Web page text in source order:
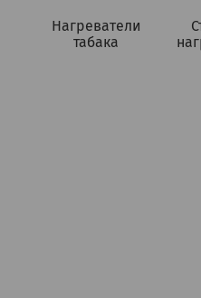
Нагреватели
табака